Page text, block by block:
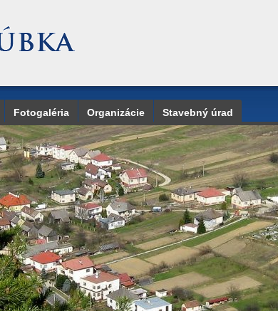
Fotogaléria Organizácie Stavebný úrad